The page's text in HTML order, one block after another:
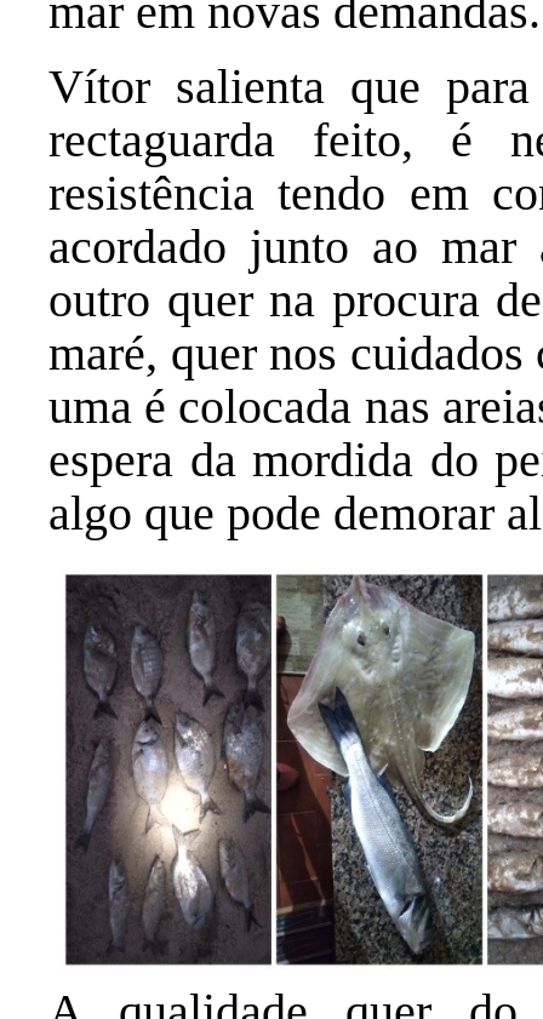
mar em novas demandas.
Vítor salienta que
rectaguarda feito, é
resistência tendo em
acordado junto ao
outro quer na procura
maré, quer nos cuidados
uma é colocada nas
espera da mordida do
algo que pode demorar